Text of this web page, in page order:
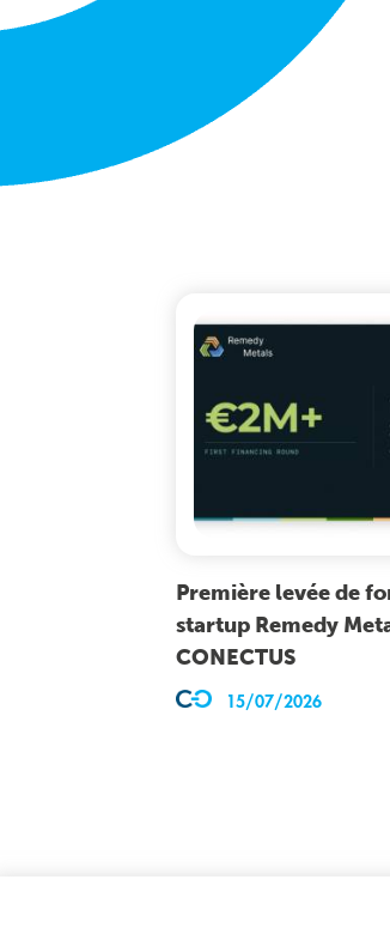
Première levée de
startup Remedy
CONECTUS
15/07/2026